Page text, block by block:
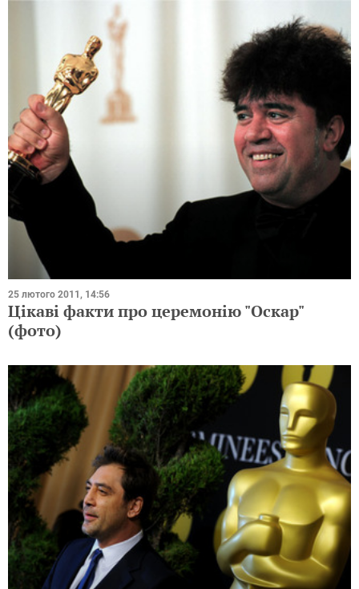
25 лютого 2011, 14:56
Цікаві факти про церемонію "Оскар"
(фото)